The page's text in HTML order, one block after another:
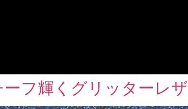
フ輝くグリッターレ